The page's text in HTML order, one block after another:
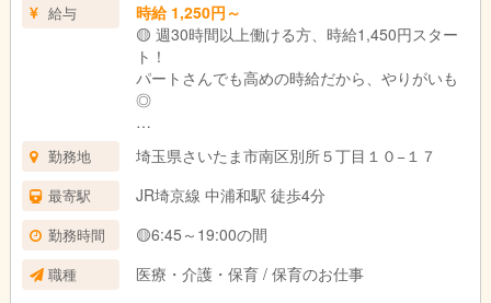
給与
時給 1,250円～
🟡 週30時間以上働ける方、時給1,450円スター
ト！
パートさんでも高めの時給だから、やりがいも
◎
🟡 クラス担当手当あり！
担任業務ができる方には、なんと
👉 月額42,000円の手当支給（フルパート限定）
※詳細はお気軽にお問い合わせくださいね♪
•早番（6:45～8:45） → 1回ごとに＋200円
勤務地 埼玉県さいたま市南区別所５丁目１０−１７
最寄駅 JR埼京線 中浦和駅 徒歩4分
勤務時間 🟡6:45～19:00の間
職種
医療・介護・保育 / 保育のお仕事